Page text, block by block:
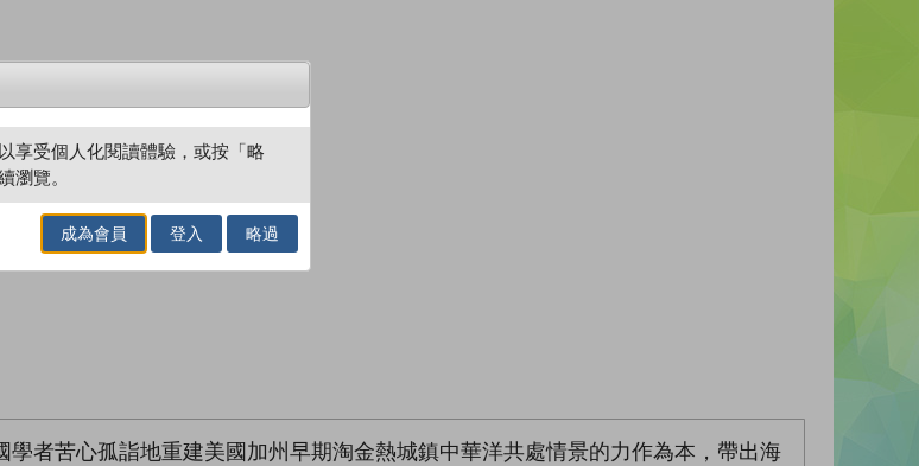
試閲 加入閱讀紀錄
／閱讀電子書
者苦心孤詣地重建美國加州早期淘金熱城鎮中華洋共處情景的力作為本，帶出海
享受個人化閱讀體驗，或按「略
瀏覽。
成為會員 登入 略過